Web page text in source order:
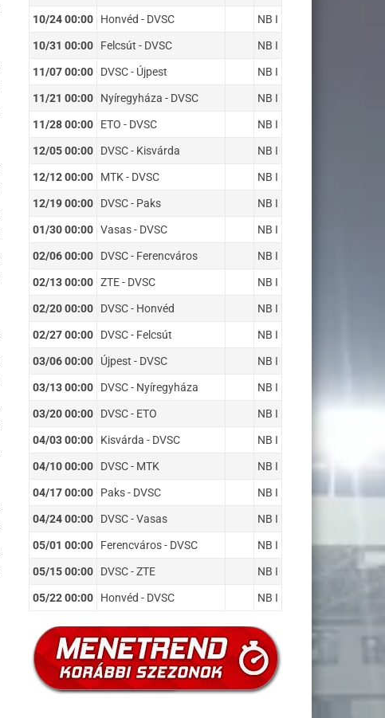
10/24 00:00 Honvéd - DVSC NB I
10/31 00:00 Felcsút - DVSC NB I
11/07 00:00 DVSC - Újpest NB I
11/21 00:00 Nyíregyháza - DVSC NB I
11/28 00:00 ETO - DVSC NB I
12/05 00:00 DVSC - Kisvárda NB I
12/12 00:00 MTK - DVSC NB I
12/19 00:00 DVSC - Paks NB I
01/30 00:00 Vasas - DVSC NB I
02/06 00:00 DVSC - Ferencváros NB I
02/13 00:00 ZTE - DVSC NB I
02/20 00:00 DVSC - Honvéd NB I
02/27 00:00 DVSC - Felcsút NB I
03/06 00:00 Újpest - DVSC NB I
03/13 00:00 DVSC - Nyíregyháza NB I
03/20 00:00 DVSC - ETO NB I
04/03 00:00 Kisvárda - DVSC NB I
04/10 00:00 DVSC - MTK NB I
04/17 00:00 Paks - DVSC NB I
04/24 00:00 DVSC - Vasas NB I
05/01 00:00 Ferencváros - DVSC NB I
05/15 00:00 DVSC - ZTE NB I
05/22 00:00 Honvéd - DVSC NB I